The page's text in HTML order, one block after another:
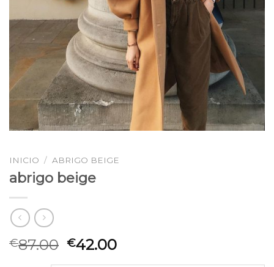
INICIO / ABRIGO BEIGE
abrigo beige
€87.00 €42.00